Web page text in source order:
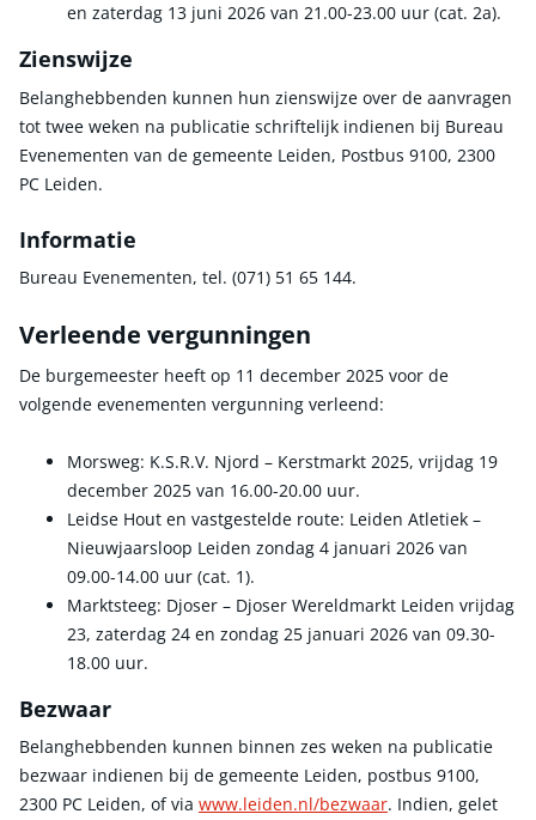
en zaterdag 13 juni 2026 van 21.00-23.00 uur (cat. 2a).
Zienswijze
Belanghebbenden kunnen hun zienswijze over de aanvragen
tot twee weken na publicatie schriftelijk indienen bij Bureau
Evenementen van de gemeente Leiden, Postbus 9100, 2300
PC Leiden.
Informatie
Bureau Evenementen, tel. (071) 51 65 144.
Verleende vergunningen
De burgemeester heeft op 11 december 2025 voor de
volgende evenementen vergunning verleend:
Morsweg: K.S.R.V. Njord – Kerstmarkt 2025, vrijdag 19
december 2025 van 16.00-20.00 uur.
Leidse Hout en vastgestelde route: Leiden Atletiek –
Nieuwjaarsloop Leiden zondag 4 januari 2026 van
09.00-14.00 uur (cat. 1).
Marktsteeg: Djoser – Djoser Wereldmarkt Leiden vrijdag
23, zaterdag 24 en zondag 25 januari 2026 van 09.30-
18.00 uur.
Bezwaar
Belanghebbenden kunnen binnen zes weken na publicatie
bezwaar indienen bij de gemeente Leiden, postbus 9100,
2300 PC Leiden, of via www.leiden.nl/bezwaar. Indien, gelet